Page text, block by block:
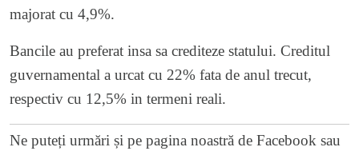
majorat cu 4,9%.
Bancile au preferat insa sa crediteze statului. Creditul
guvernamental a urcat cu 22% fata de anul trecut,
respectiv cu 12,5% in termeni reali.
Ne puteți urmări și pe pagina noastră de Facebook sau